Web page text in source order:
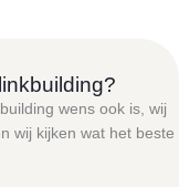
wens ook is, wij
wij kijken wat het beste